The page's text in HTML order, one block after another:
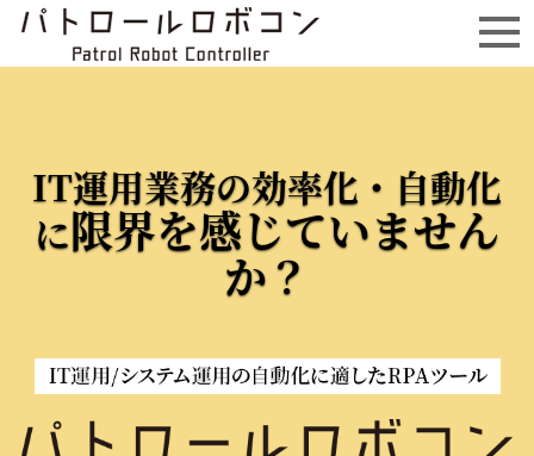
IT運用業務の効率化・自動化
に限界を感じていません
か？